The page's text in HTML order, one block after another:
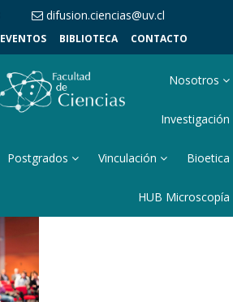
difusion.ciencias@uv.cl
EVENTOS BIBLIOTECA CONTACTO
Nosotros
Investigación
Postgrados Vinculación Bioetica
HUB Microscopía